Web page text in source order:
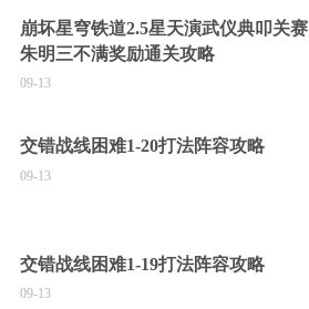
崩坏星穹铁道2.5星天演武仪典叩关赛
朱明三不满奖励通关攻略
09-13
交错战线困难1-20打法阵容攻略
09-13
交错战线困难1-19打法阵容攻略
09-13